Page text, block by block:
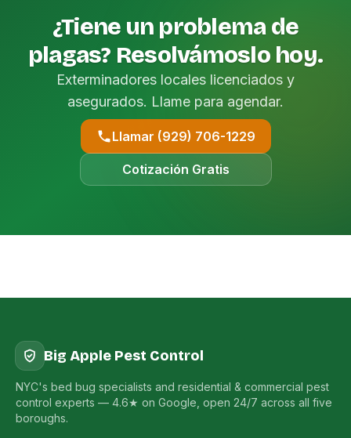
¿Tiene un problema de
plagas? Resolvámoslo hoy.
Exterminadores locales licenciados y
asegurados. Llame para agendar.
Llamar (929) 706-1229
Cotización Gratis
Big Apple Pest Control
NYC's bed bug specialists and residential & commercial pest
control experts — 4.6★ on Google, open 24/7 across all five
boroughs.